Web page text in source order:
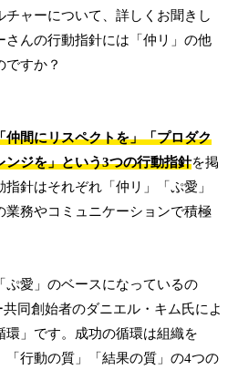
チャーについて、詳しくお聞きし
さんの行動指針には「仲リ」の他
ですか？
仲間にリスペクトを」「プロダク
ンジを」という3つの行動指針を掲
針はそれぞれ「仲リ」「ぷ愛」
業務やコミュニケーションで積極
ぷ愛」のベースになっているの
同創始者のダニエル・キム氏によ
環」です。成功の循環は組織を
「行動の質」「結果の質」の4つの